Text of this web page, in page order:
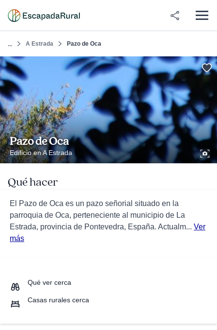
... A Estrada Pazo de Oca
Pazo de Oca
Edificio en A Estrada
Qué hacer
El Pazo de Oca es un pazo señorial situado en la
parroquia de Oca, perteneciente al municipio de La
Estrada, provincia de Pontevedra, España. Actualm... Ver
más
Qué ver cerca
Casas rurales cerca